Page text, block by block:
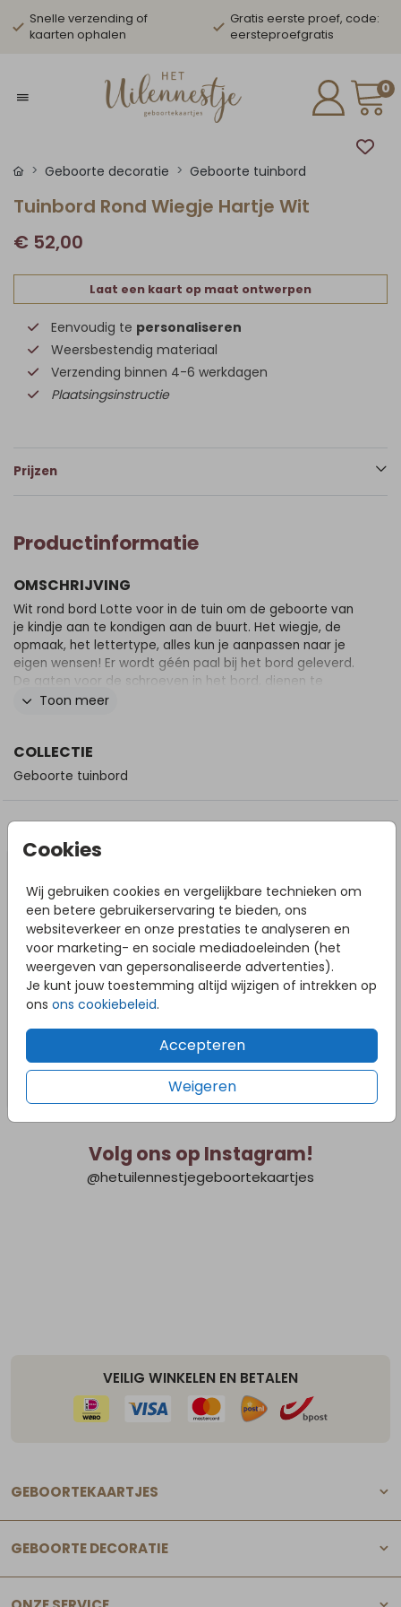
Snelle verzending of
kaarten ophalen
Gratis eerste proef, code:
eersteproefgratis
0
Cookies
Wij gebruiken cookies en vergelijkbare technieken om
een betere gebruikerservaring te bieden, ons
websiteverkeer en onze prestaties te analyseren en
voor marketing- en sociale mediadoeleinden (het
weergeven van gepersonaliseerde advertenties).
Je kunt jouw toestemming altijd wijzigen of intrekken op
ons ons cookiebeleid.
Accepteren
Weigeren
Geboorte decoratie Geboorte tuinbord
Tuinbord Rond Wiegje Hartje Wit
€ 52,00
Laat een kaart op maat ontwerpen
Eenvoudig te personaliseren
Weersbestendig materiaal
Verzending binnen 4-6 werkdagen
Plaatsingsinstructie
Prijzen
Productinformatie
OMSCHRIJVING
Wit rond bord Lotte voor in de tuin om de geboorte van
je kindje aan te kondigen aan de buurt. Het wiegje, de
opmaak, het lettertype, alles kun je aanpassen naar je
eigen wensen! Er wordt géén paal bij het bord geleverd.
De gaten voor de schroeven in het bord, dienen te
worden voorgeboord. Zet de schroeven niet klem op het
achter het bord over de hele breedte/hoogte. Zorg dat
je voldoende schroeven gebruikt om het bord vast te
adviseren we om het tuinbord naar binnen te halen om
schade te voorkomen.
Toon meer
COLLECTIE
Geboorte tuinbord
Volg ons op Instagram!
@hetuilennestjegeboortekaartjes
VEILIG WINKELEN EN BETALEN
GEBOORTEKAARTJES
GEBOORTE DECORATIE